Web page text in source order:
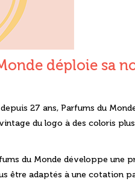
déploie sa
27 ans, Parfums du
du logo à des coloris
du Monde développe une
être adaptés à une cotation